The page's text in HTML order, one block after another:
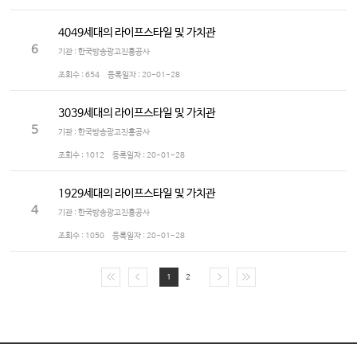
6
4049세대의 라이프스타일 및 가치관
기관 : 한국방송광고진흥공사
조회수 : 654 등록일자 : 20-01-28
5
3039세대의 라이프스타일 및 가치관
기관 : 한국방송광고진흥공사
조회수 : 1012 등록일자 : 20-01-28
4
1929세대의 라이프스타일 및 가치관
기관 : 한국방송광고진흥공사
조회수 : 1050 등록일자 : 20-01-28
1 2